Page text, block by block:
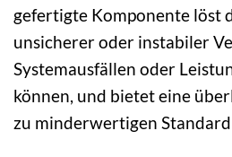
gefertigte Komponente löst
unsicherer oder instabiler
Systemausfällen oder
können, und bietet eine
zu minderwertigen